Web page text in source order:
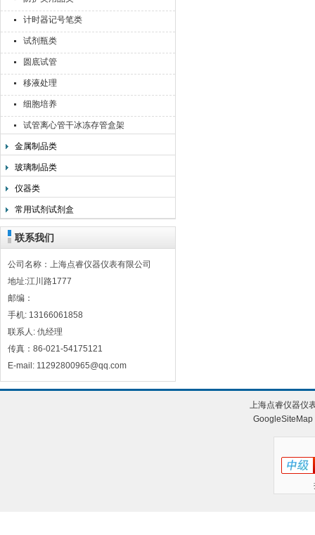
计时器记号笔类
试剂瓶类
圆底试管
移液处理
细胞培养
试管离心管干冰冻存管盒架
金属制品类
玻璃制品类
仪器类
常用试剂试剂盒
联系我们
公司名称：上海点睿仪器仪表有限公司
地址:江川路1777
邮编：
手机: 13166061858
联系人: 仇经理
传真：86-021-54175121
E-mail: 11292800965@qq.com
上海点睿仪器仪
GoogleSiteMap